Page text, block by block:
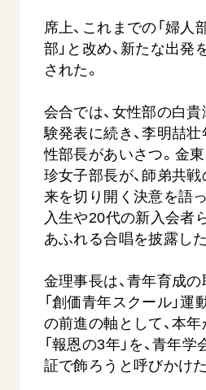
関連団体
道府県中心会館
soka youth media
Soka Gakkai グローバルサイト
SGIピースサイト
SOKA PICKS
「三つの花ことば」 関西吹
席上、これまでの「婦人
部」と改め、新たな出発
された。
会合では、女性部の白
験発表に続き、李明喆壮
性部長があいさつ。金
珍女子部長が、師弟共
来を切り開く決意を語
入生や20代の新入会者
あふれる合唱を披露した
金理事長は、青年育成
「創価青年スクール」運
の前進の軸として、本
「報恩の3年」を、青年
証で飾ろうと呼びかけた